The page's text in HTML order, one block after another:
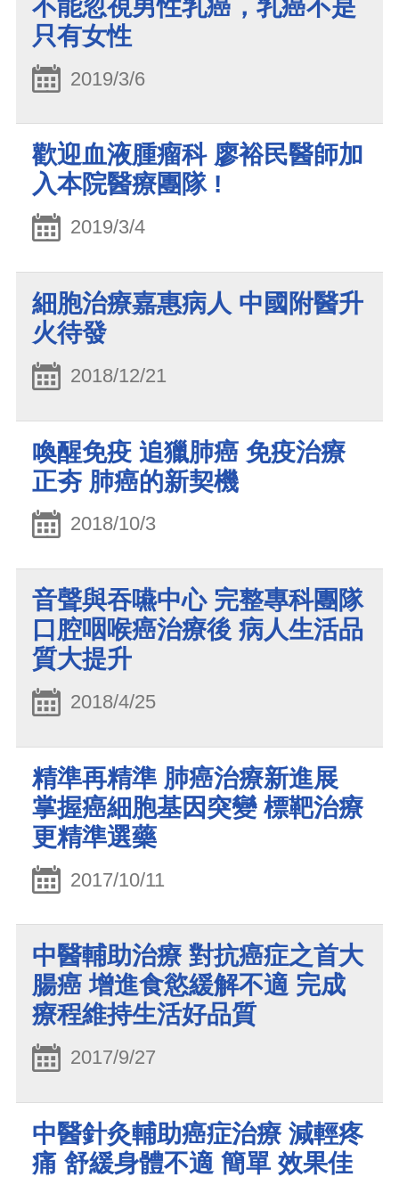
不能忽視男性乳癌，乳癌不是
只有女性
2019/3/6
歡迎血液腫瘤科 廖裕民醫師加
入本院醫療團隊 !
2019/3/4
細胞治療嘉惠病人 中國附醫升
火待發
2018/12/21
喚醒免疫 追獵肺癌 免疫治療
正夯 肺癌的新契機
2018/10/3
音聲與吞嚥中心 完整專科團隊
口腔咽喉癌治療後 病人生活品
質大提升
2018/4/25
精準再精準 肺癌治療新進展
掌握癌細胞基因突變 標靶治療
更精準選藥
2017/10/11
中醫輔助治療 對抗癌症之首大
腸癌 增進食慾緩解不適 完成
療程維持生活好品質
2017/9/27
中醫針灸輔助癌症治療 減輕疼
痛 舒緩身體不適 簡單 效果佳